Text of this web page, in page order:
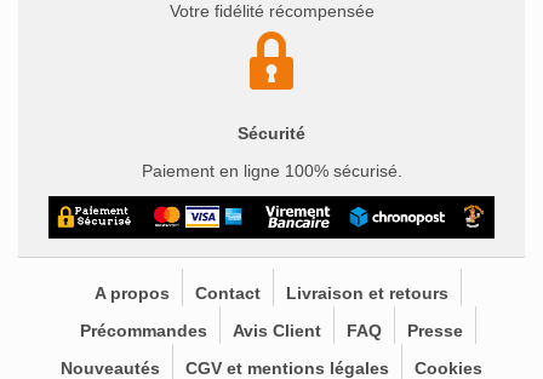
Votre fidélité récompensée
Sécurité
Paiement en ligne 100% sécurisé.
A propos Contact
Livraison et retours
Précommandes
Avis Client FAQ
Presse
Nouveautés
CGV et mentions légales Cookies